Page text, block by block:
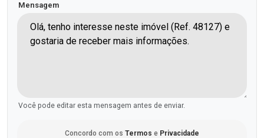
Mensagem
Você pode editar esta mensagem antes de enviar.
Concordo com os Termos e Privacidade